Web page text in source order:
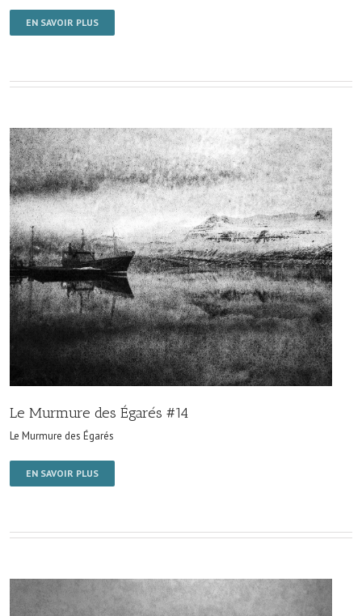
EN SAVOIR PLUS
Le Murmure des Égarés #14
Le Murmure des Égarés
EN SAVOIR PLUS